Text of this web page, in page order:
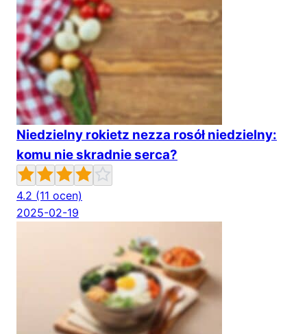
Niedzielny rokietz nezza rosół niedzielny:
komu nie skradnie serca?
4.2 (11 ocen)
2025-02-19